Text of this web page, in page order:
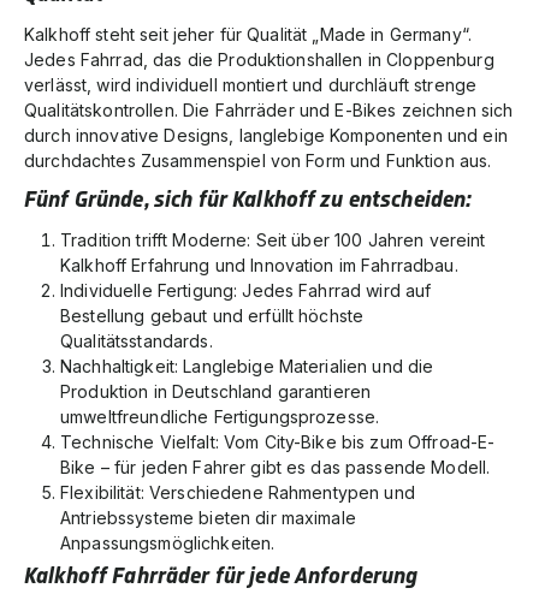
Kalkhoff steht seit jeher für Qualität „Made in Germany“.
Jedes Fahrrad, das die Produktionshallen in Cloppenburg
verlässt, wird individuell montiert und durchläuft strenge
Qualitätskontrollen. Die FahrräderundE-Bikes zeichnen sich
durch innovative Designs, langlebige Komponenten und ein
durchdachtes Zusammenspiel von Form und Funktion aus.
Fünf Gründe, sich für Kalkhoff zu entscheiden:
Tradition trifft Moderne: Seit über 100 Jahren vereint
Kalkhoff Erfahrung und Innovation im Fahrradbau.
Individuelle Fertigung: Jedes Fahrrad wird auf
Bestellung gebaut und erfüllt höchste
Qualitätsstandards.
Nachhaltigkeit: Langlebige Materialien und die
Produktion in Deutschland garantieren
umweltfreundliche Fertigungsprozesse.
Technische Vielfalt: Vom City-Bike bis zum Offroad-E-
Bike – für jeden Fahrer gibt es das passende Modell.
Flexibilität: Verschiedene Rahmentypen und
Antriebssysteme bieten dir maximale
Anpassungsmöglichkeiten.
Kalkhoff Fahrräder für jede Anforderung